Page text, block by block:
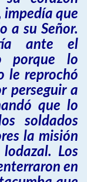
impedía que
a su Señor.
ante el
porque lo
le reprochó
perseguir a
que lo
soldados
la misión
Los
en